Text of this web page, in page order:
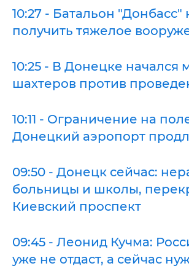
10:27 - Батальон "Донбасс"
получить тяжелое
10:25 - В Донецке начался
шахтеров против
10:11 - Ограничение на
Донецкий аэропорт
09:50 - Донецк сейчас:
больницы и школы,
Киевский проспект
09:45 - Леонид Кучма:
уже не отдаст, а сейчас